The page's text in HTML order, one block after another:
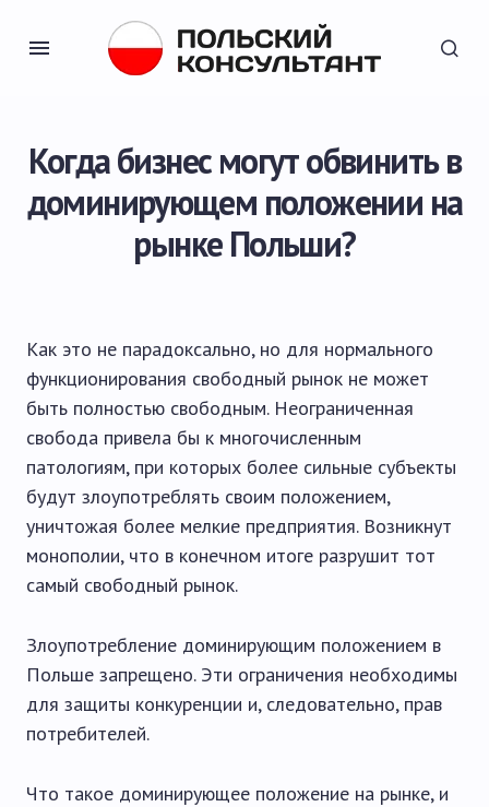
Когда бизнес могут обвинить в
доминирующем положении на
рынке Польши?
Как это не парадоксально, но для нормального
функционирования свободный рынок не может
быть полностью свободным. Неограниченная
свобода привела бы к многочисленным
патологиям, при которых более сильные субъекты
будут злоупотреблять своим положением,
уничтожая более мелкие предприятия. Возникнут
монополии, что в конечном итоге разрушит тот
самый свободный рынок.
Злоупотребление доминирующим положением в
Польше запрещено. Эти ограничения необходимы
для защиты конкуренции и, следовательно, прав
потребителей.
Что такое доминирующее положение на рынке, и